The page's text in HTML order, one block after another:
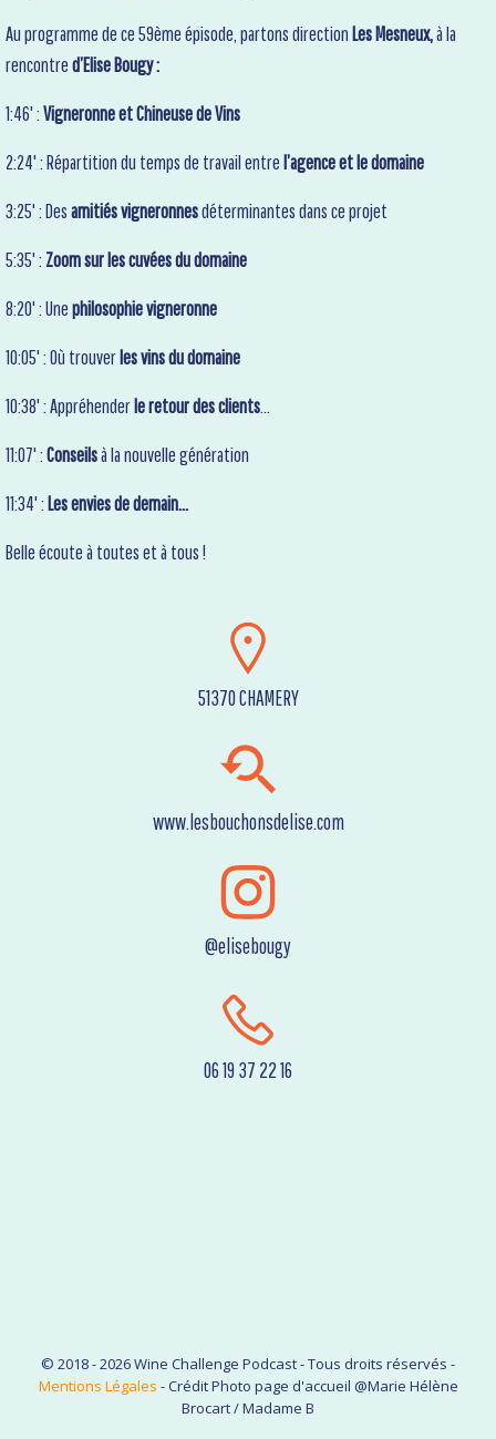
Au programme de ce 59ème épisode, partons direction Les Mesneux,à la
rencontred’Elise Bougy :
1:46' :Vigneronne et Chineuse de Vins
2:24' : Répartition du temps de travail entre l’agence et le domaine
3:25' : Desamitiés vigneronnesdéterminantes dans ce projet
5:35' : Zoom sur les cuvées du domaine
8:20' : Unephilosophie vigneronne
10:05' : Où trouverles vins du domaine
10:38' : Appréhenderle retour des clients…
11:07' :Conseilsà la nouvelle génération
11:34' : Les envies de demain…
Belle écoute à toutes et à tous !
51370 CHAMERY
www.lesbouchonsdelise.com
@elisebougy
06 19 37 22 16
© 2018 - 2026 Wine Challenge Podcast - Tous droits réservés -
Mentions Légales - Crédit Photo page d'accueil @Marie Hélène
Brocart / Madame B